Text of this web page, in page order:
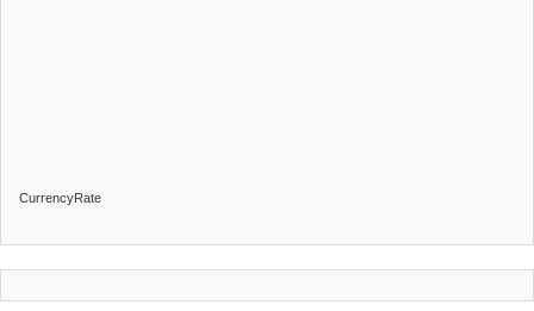
CurrencyRate